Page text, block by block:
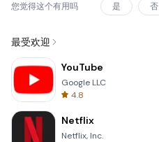
您觉得这个有用吗 是 否
最受欢迎
YouTube
Google LLC
4.8
Netflix
Netflix, Inc.